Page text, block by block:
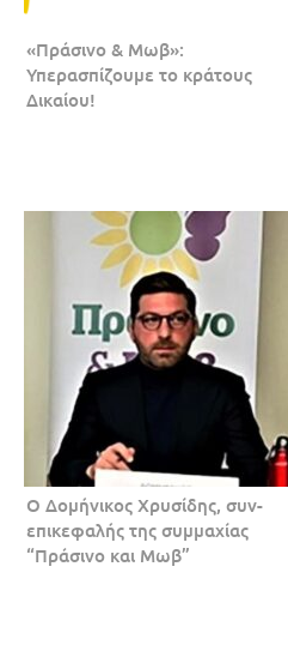
«Πράσινο & Μωβ»:
Υπερασπίζουμε το κράτους
Δικαίου!
Ο Δομήνικος Χρυσίδης, συν-
επικεφαλής της συμμαχίας
“Πράσινο και Μωβ”